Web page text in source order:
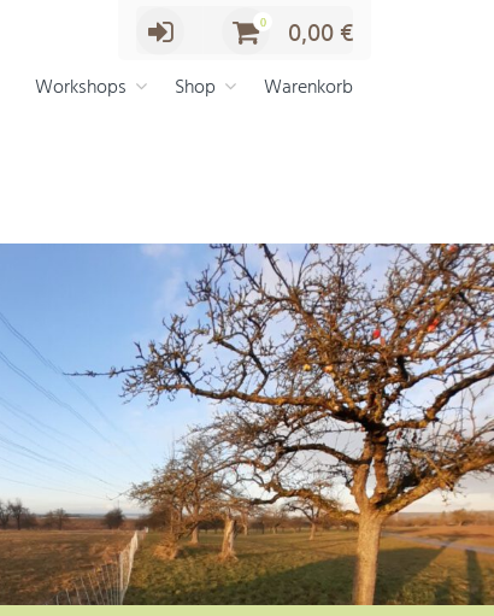
0 0,00 €
Workshops Shop Warenkorb